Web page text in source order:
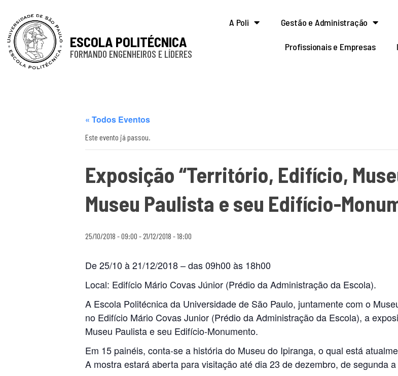
ESCOLA POLITÉCNICA
FORMANDO ENGENHEIROS E LÍDERES
A Poli Gestão e Administração
Profissionais e Empresas
« Todos Eventos
Este evento já passou.
Exposição “Território, Edifício,
Museu Paulista e seu Edifício-
25/10/2018 - 09:00 - 21/12/2018 - 18:00
De 25/10 à 21/12/2018 – das 09h00 às 18h00
Local: Edifício Mário Covas Júnior (Prédio da Administração da Escola).
A Escola Politécnica da Universidade de São Paulo, juntamente com o
no Edifício Mário Covas Junior (Prédio da Administração da Escola), a
Museu Paulista e seu Edifício-Monumento.
Em 15 painéis, conta-se a história do Museu do Ipiranga, o qual está
A mostra estará aberta para visitação até dia 23 de dezembro, de segunda